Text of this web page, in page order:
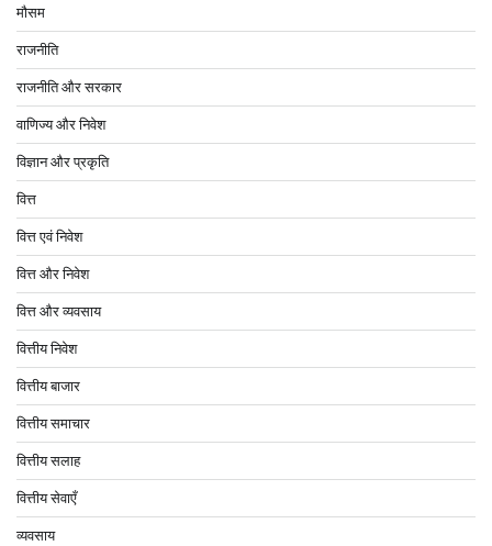
मौसम
राजनीति
राजनीति और सरकार
वाणिज्य और निवेश
विज्ञान और प्रकृति
वित्त
वित्त एवं निवेश
वित्त और निवेश
वित्त और व्यवसाय
वित्तीय निवेश
वित्तीय बाजार
वित्तीय समाचार
वित्तीय सलाह
वित्तीय सेवाएँ
व्यवसाय